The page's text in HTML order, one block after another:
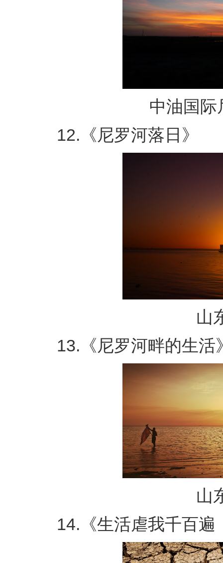
中油国际
12.《尼罗河落日》
山东
13.《尼罗河畔的生活
山东
14.《生活虐我千百遍